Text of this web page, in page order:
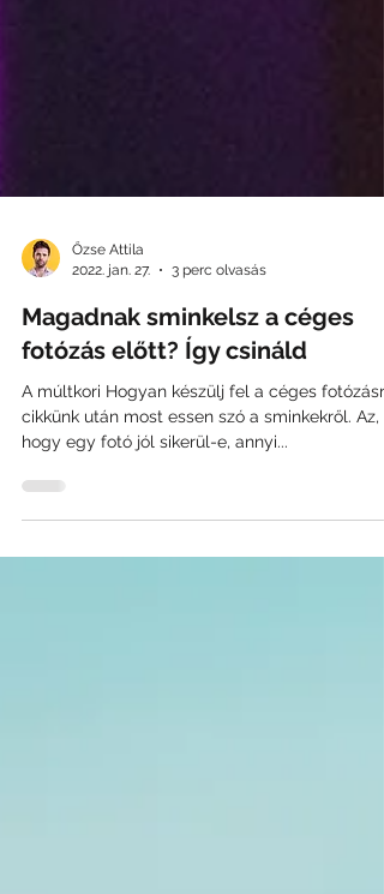
Őzse Attila
2022. jan. 27.
3 perc olvasás
Magadnak sminkelsz a céges
fotózás előtt? Így csináld
cikkünk után most essen szó a sminkekről. Az,
hogy egy fotó jól sikerül-e, annyi...